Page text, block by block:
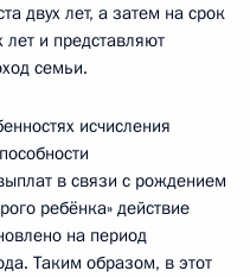
двух лет, а затем на срок
и представляют
семьи.
исчисления
в связи с рождением
ребёнка» действие
на период
Таким образом, в этот